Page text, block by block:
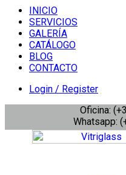
INICIO
SERVICIOS
GALERÍA
CATÁLOGO
BLOG
CONTACTO
Login / Register
Oficina:
Whatsapp: